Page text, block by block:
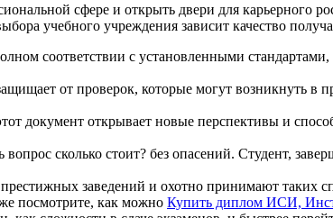
сфере и открыть двери для карьерного
учебного учреждения зависит качество
соответствии с установленными
от проверок, которые могут возникнуть в
документ открывает новые перспективы и
вопрос сколько стоит? без опасений. Студент,
заведений и охотно принимают таких
посмотрите, как можно Купить диплом ИСИ,